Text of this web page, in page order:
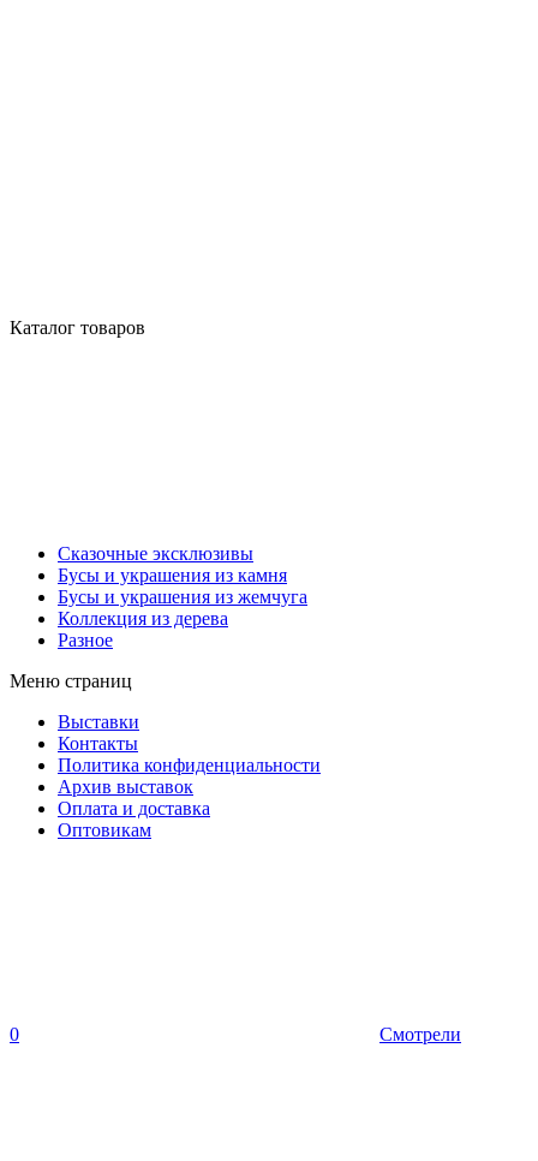
Каталог товаров
Сказочные эксклюзивы
Бусы и украшения из камня
Бусы и украшения из жемчуга
Коллекция из дерева
Разное
Меню страниц
Выставки
Контакты
Политика конфиденциальности
Архив выставок
Оплата и доставка
Оптовикам
0 Смотрели